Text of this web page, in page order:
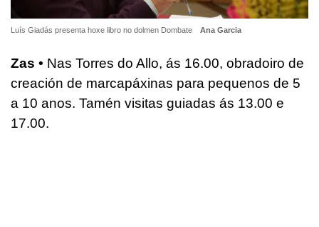
Luís Giadás presenta hoxe libro no dolmen Dombate Ana Garcia
Zas • Nas Torres do Allo, ás 16.00, obradoiro de
creación de marcapáxinas para pequenos de 5
a 10 anos. Tamén visitas guiadas ás 13.00 e
17.00.